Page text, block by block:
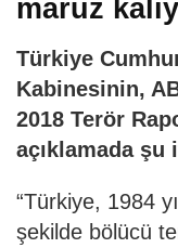
maruz
Türkiye
Kabinesinin,
2018 Terör
açıklamada
“Türkiye, 1984
şekilde bölücü